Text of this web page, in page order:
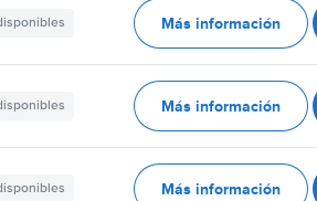
Más información
Más información
Más información